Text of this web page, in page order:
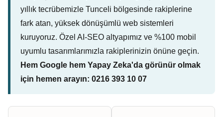
yıllık tecrübemizle Tunceli bölgesinde rakiplerine
fark atan, yüksek dönüşümlü web sistemleri
kuruyoruz. Özel AI-SEO altyapımız ve %100 mobil
uyumlu tasarımlarımızla rakiplerinizin önüne geçin.
Hem Google hem Yapay Zeka'da görünür olmak
için hemen arayın: 0216 393 10 07